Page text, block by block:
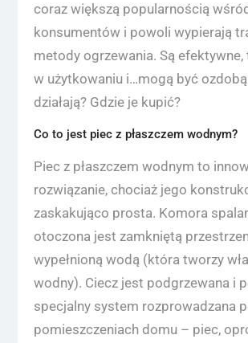
coraz większą popularnością wśród
konsumentów i powoli wypierają
metody ogrzewania. Są efektywne,
w użytkowaniu i…mogą być
działają? Gdzie je kupić?
Co to jest piec z płaszczem wodnym?
Piec z płaszczem wodnym to
rozwiązanie, chociaż jego
zaskakująco prosta. Komora
otoczona jest zamkniętą
wypełnioną wodą (która tworzy
wodny). Ciecz jest podgrzewana i
specjalny system rozprowadzana
pomieszczeniach domu – piec,